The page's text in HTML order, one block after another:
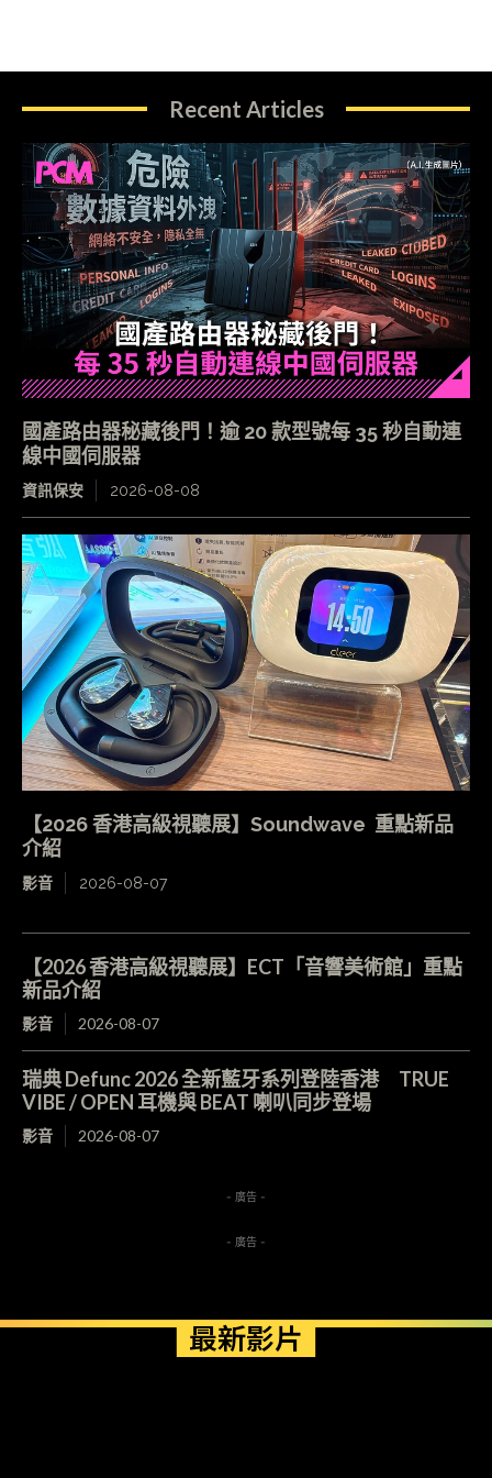
Recent Articles
國產路由器秘藏後門！逾 20 款型號每 35 秒自動連
線中國伺服器
資訊保安 2026-08-08
【2026 香港高級視聽展】Soundwave 重點新品
介紹
影音 2026-08-07
【2026 香港高級視聽展】ECT「音響美術館」重點
新品介紹
影音 2026-08-07
瑞典 Defunc 2026 全新藍牙系列登陸香港 TRUE
VIBE / OPEN 耳機與 BEAT 喇叭同步登場
影音 2026-08-07
- 廣告 -
- 廣告 -
最新影片